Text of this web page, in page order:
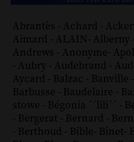
Abrantès - Achard -
Aimard - ALAIN- Alberny -
Andrews - Anonyme-
- Aubry - Audebrand -
Aycard - Balzac - Banville -
Barbusse - Baudelaire -
stowe - Bégonia ´´lili´´ -
- Bergerat - Bernard -
- Berthoud - Bible- Binet-